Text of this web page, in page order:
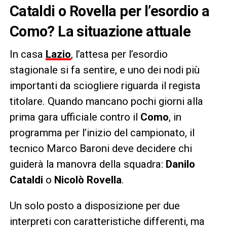
Cataldi o Rovella per l’esordio a
Como? La situazione attuale
In casa Lazio, l’attesa per l’esordio
stagionale si fa sentire, e uno dei nodi più
importanti da sciogliere riguarda il regista
titolare. Quando mancano pochi giorni alla
prima gara ufficiale contro il Como, in
programma per l’inizio del campionato, il
tecnico Marco Baroni deve decidere chi
guiderà la manovra della squadra: Danilo
Cataldi o Nicolò Rovella.
Un solo posto a disposizione per due
interpreti con caratteristiche differenti, ma